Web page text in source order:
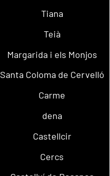
Tiana
Teià
Margarida i els Monjos
Santa Coloma de Cervelló
Carme
dena
Castellcir
Cercs